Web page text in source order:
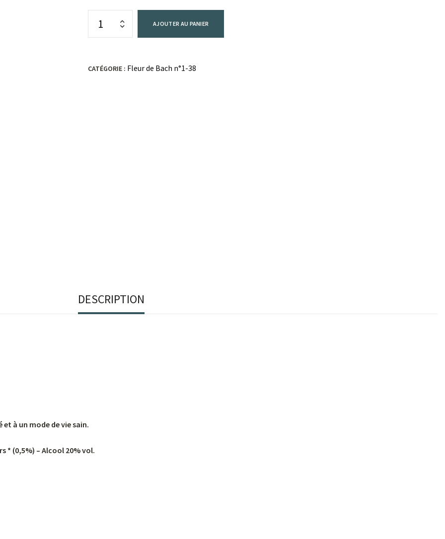
AJOUTER AU PANIER
CATÉGORIE : Fleur de Bach n°1-38
DESCRIPTION
à un mode de vie sain.
* (0,5%) – Alcool 20% vol.